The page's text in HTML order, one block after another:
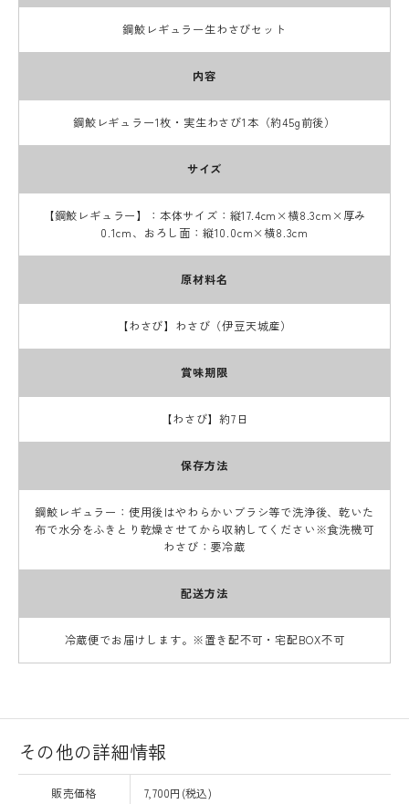
鋼鮫レギュラー生わさびセット
内容
鋼鮫レギュラー1枚・実生わさび1本（約45g前後）
サイズ
【鋼鮫レギュラー】：本体サイズ：縦17.4cm×横8.3cm×厚み
0.1cm、おろし面：縦10.0cm×横8.3cm
原材料名
【わさび】わさび（伊豆天城産）
賞味期限
【わさび】約7日
保存方法
鋼鮫レギュラー：使用後はやわらかいブラシ等で洗浄後、乾いた
布で水分をふきとり乾燥させてから収納してください※食洗機可
わさび：要冷蔵
配送方法
冷蔵便でお届けします。※置き配不可・宅配BOX不可
その他の詳細情報
販売価格 7,700円(税込)